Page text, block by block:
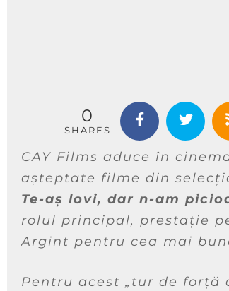
0
SHARES
CAY Films aduce în
așteptate filme din
Te-aș lovi, dar n-am
rolul principal, prestație
Argint pentru cea mai
Pentru acest „tur de forță